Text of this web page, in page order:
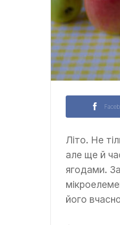
Літо. Не
але ще й
ягодами.
його